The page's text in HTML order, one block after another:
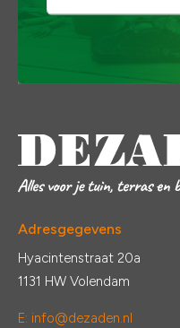
Adresgegevens
Hyacintenstraat 20a
1131 HW Volendam
E: info@dezaden.nl